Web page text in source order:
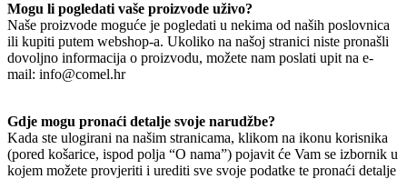
Mogu li pogledati vaše proizvode uživo?
Naše proizvode moguće je pogledati u nekima od naših poslovnica
ili kupiti putem webshop-a. Ukoliko na našoj stranici niste pronašli
dovoljno informacija o proizvodu, možete nam poslati upit na e-
mail: info@comel.hr
Gdje mogu pronaći detalje svoje narudžbe?
Kada ste ulogirani na našim stranicama, klikom na ikonu korisnika
(pored košarice, ispod polja “O nama”) pojavit će Vam se izbornik u
kojem možete provjeriti i urediti sve svoje podatke te pronaći detalje